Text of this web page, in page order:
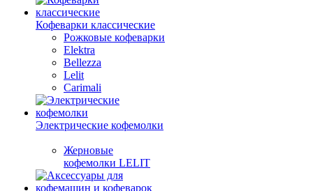
Кофеварки классические
Рожковые кофеварки
Elektra
Bellezza
Lelit
Carimali
Электрические кофемолки
Жерновые
кофемолки LELIT